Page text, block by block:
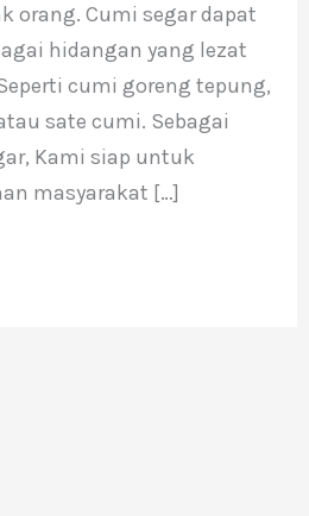
orang. Cumi segar dapat
hidangan yang lezat
cumi goreng tepung,
sate cumi. Sebagai
Kami siap untuk
masyarakat […]